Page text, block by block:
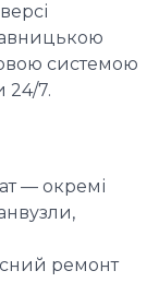
системою
24/7.
— окремі
ремонт